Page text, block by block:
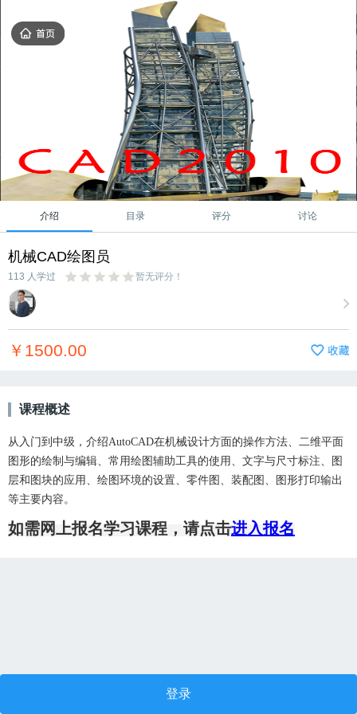
介绍 目录 评分 讨论
机械CAD绘图员
113 人学过 暂无评分！
￥1500.00
课程概述
从入门到中级，介绍AutoCAD在机械设计方面的操作方法、二维平面
图形的绘制与编辑、常用绘图辅助工具的使用、文字与尺寸标注、图
层和图块的应用、绘图环境的设置、零件图、装配图、图形打印输出
等主要内容。
如需网上报名学习课程，请点击进入报名
登录